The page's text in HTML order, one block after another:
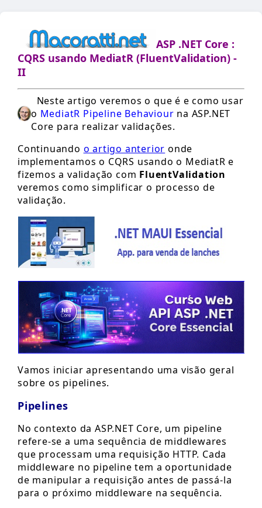
ASP .NET Core :
CQRS usando MediatR (FluentValidation) -
II
Neste artigo veremos o que é e como usar
o MediatR Pipeline Behaviour na ASP.NET
Core para realizar validações.
Continuando o artigo anterior onde
implementamos o CQRS usando o MediatR e
fizemos a validação com FluentValidation
veremos como simplificar o processo de
validação.
Vamos iniciar apresentando uma visão geral
sobre os pipelines.
Pipelines
No contexto da ASP.NET Core, um pipeline
refere-se a uma sequência de middlewares
que processam uma requisição HTTP. Cada
middleware no pipeline tem a oportunidade
de manipular a requisição antes de passá-la
para o próximo middleware na sequência.